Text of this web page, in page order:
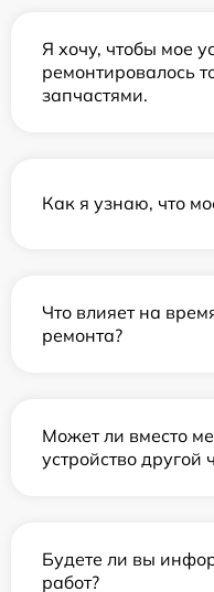
Я хочу, чтобы мое
ремонтировалось
запчастями.
Как я узнаю, что
Что влияет на
ремонта?
Может ли вместо
устройство другой
Будете ли вы
работ?